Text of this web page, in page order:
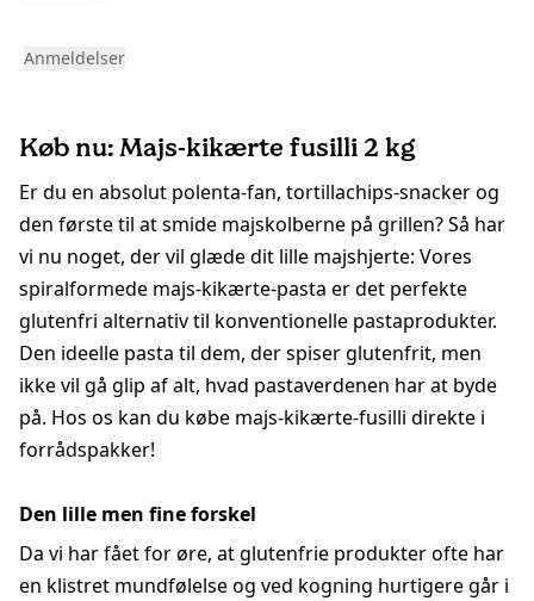
Anmeldelser
Køb nu: Majs-kikærte fusilli 2 kg
Er du en absolut polenta-fan, tortillachips-snacker og
den første til at smide majskolberne på grillen? Så har
vi nu noget, der vil glæde dit lille majshjerte: Vores
spiralformede majs-kikærte-pasta er det perfekte
glutenfri alternativ til konventionelle pastaprodukter.
Den ideelle pasta til dem, der spiser glutenfrit, men
ikke vil gå glip af alt, hvad pastaverdenen har at byde
på. Hos os kan du købe majs-kikærte-fusilli direkte i
forrådspakker!
Den lille men fine forskel
Da vi har fået for øre, at glutenfrie produkter ofte har
en klistret mundfølelse og ved kogning hurtigere går i